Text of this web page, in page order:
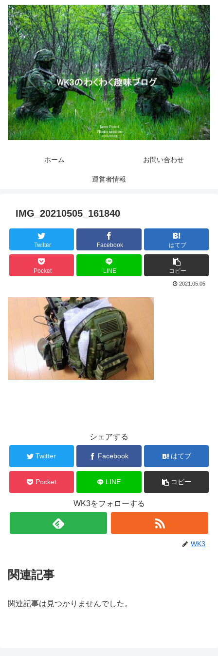
ホーム お問い合わせ
運営者情報
IMG_20210505_161840
Twitter Facebook はてブ
Pocket LINE コピー
2021.05.05
シェアする
Twitter Facebook はてブ
Pocket LINE コピー
WK3をフォローする
WK3
関連記事
関連記事は見つかりませんでした。